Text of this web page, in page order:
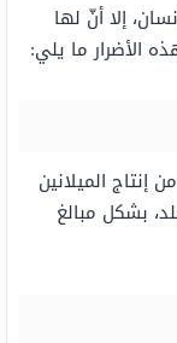
إلا أنّ لها
الأضرار ما يلي:
الميلانين
بشكل مبالغ